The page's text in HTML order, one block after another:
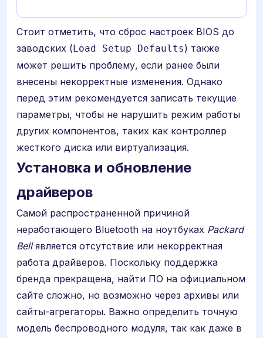
Стоит отметить, что сброс настроек BIOS до
заводских ( Load Setup Defaults) также
может решить проблему, если ранее были
внесены некорректные изменения. Однако
перед этим рекомендуется записать текущие
параметры, чтобы не нарушить режим работы
других компонентов, таких как контроллер
жесткого диска или виртуализация.
Установка и обновление
драйверов
Самой распространенной причиной
неработающего Bluetooth на ноутбуках Packard
Bellявляется отсутствие или некорректная
работа драйверов. Поскольку поддержка
бренда прекращена, найти ПО на официальном
сайте сложно, но возможно через архивы или
сайты-агрегаторы. Важно определить точную
модель беспроводного модуля, так как даже в